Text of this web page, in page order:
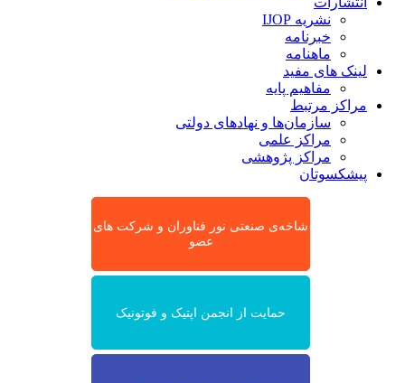
نشریه IJOP
خبرنامه
ماهنامه
لینک های مفید
مفاهیم پایه
مراکز مرتبط
سازمان‌ها و نهادهای دولتی
مراکز علمی
مراکز پژوهشی
پیشکسوتان
شاخه‌ی صنعتی نور فناوران و شرکت های
عضو
حمایت از انجمن اپتیک و فوتونیک